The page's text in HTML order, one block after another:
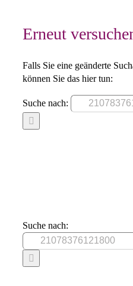
Erneut
Falls Sie eine geänderte
können Sie das hier tun:
Suche nach:
Suche nach: